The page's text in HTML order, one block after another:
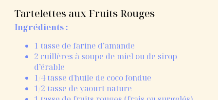
Tartelettes aux Fruits Rouges
Ingrédients :
1 tasse de farine d’amande
2 cuillères à soupe de miel ou de sirop
d’érable
1/4 tasse d'huile de coco fondue
1/2 tasse de yaourt nature